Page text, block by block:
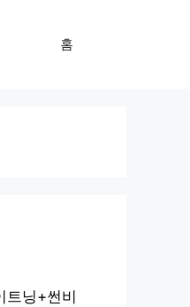
홈
트닝+썬비